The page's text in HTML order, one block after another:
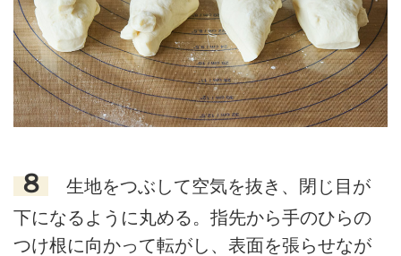
８
生地をつぶして空気を抜き、閉じ目が
下になるように丸める。指先から手のひらの
つけ根に向かって転がし、表面を張らせなが